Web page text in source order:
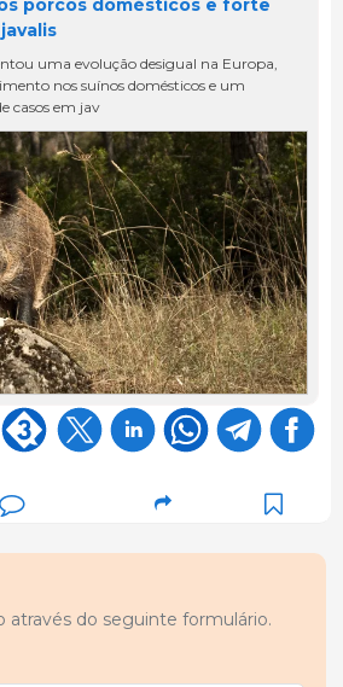
uma evolução desigual na Europa,
nos suínos domésticos e um
casos em jav
através do seguinte formulário.